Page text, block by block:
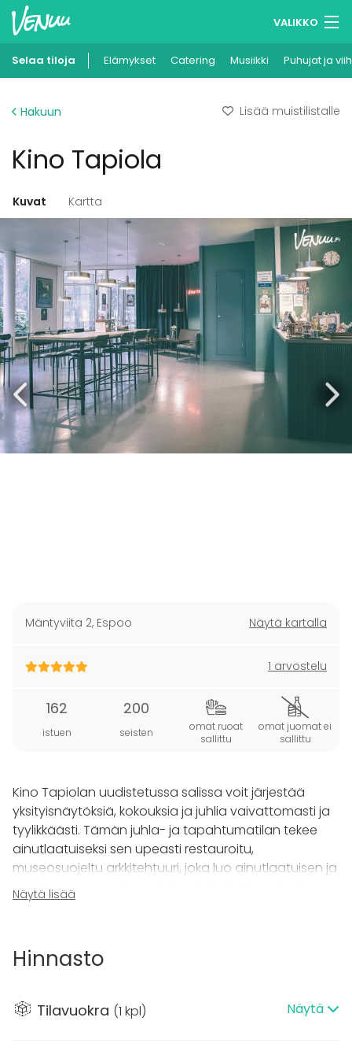
VALIKKO
Muistilistasi
Ilmoita kohteesi
Selaa tiloja Elämykset Catering Musiikki Puhujat ja
Hakuun Lisää muistilistalle
Kino Tapiola
Kuvat Kartta
Mäntyviita 2, Espoo Näytä kartalla
1 arvostelu
162
istuen
200
seisten
omat ruoat
sallittu
omat juomat ei
sallittu
Kino Tapiolan uudistetussa salissa voit järjestää
yksityisnäytöksiä, kokouksia ja juhlia vaivattomasti ja
tyylikkäästi. Tämän juhla- ja tapahtumatilan tekee
ainutlaatuiseksi sen upeasti restauroitu,
museosuojeltu arkkitehtuuri, joka luo ainutlaatuisen ja
arvokkaan ympäristön tilaisuuksillesi. Tilaan kuuluu
myös viihtyisä ja avara aulatila, jossa vieraat voivat
Elokuvasalin lavalle mahtuu monenlaista ohjelmaa
orkesteriesityksiin saakka. Aulatilaan luodaan
tunnelmaa miellyttävällä musiikilla ja kynttilöiden
Näytä lisää
Hinnasto
Tilavuokra (1 kpl) Näytä